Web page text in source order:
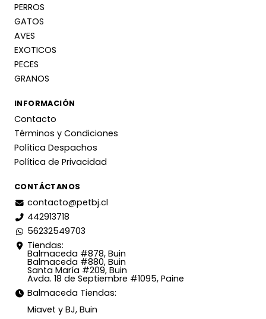
PERROS
GATOS
AVES
EXOTICOS
PECES
GRANOS
INFORMACIÓN
Contacto
Términos y Condiciones
Política Despachos
Política de Privacidad
CONTÁCTANOS
contacto@petbj.cl
442913718
56232549703
Tiendas:
Balmaceda #878, Buin
Balmaceda #880, Buin
Santa María #209, Buin
Avda. 18 de Septiembre #1095, Paine
Balmaceda Tiendas:
Miavet y BJ, Buin